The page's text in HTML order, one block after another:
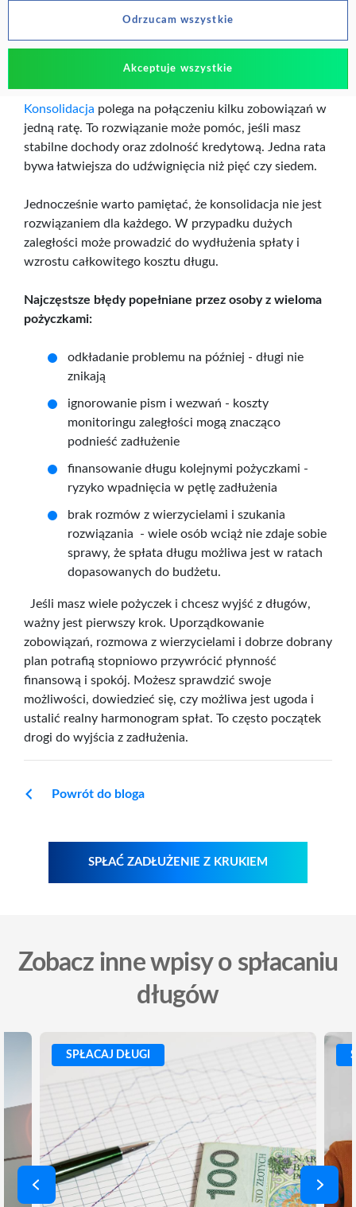
Konsolidacja polega na połączeniu kilku zobowiązań w
jedną ratę. To rozwiązanie może pomóc, jeśli masz
stabilne dochody oraz zdolność kredytową. Jedna rata
bywa łatwiejsza do udźwignięcia niż pięć czy siedem.
Jednocześnie warto pamiętać, że konsolidacja nie jest
rozwiązaniem dla każdego. W przypadku dużych
zaległości może prowadzić do wydłużenia spłaty i
wzrostu całkowitego kosztu długu.
Najczęstsze błędy popełniane przez osoby z wieloma
pożyczkami:
odkładanie problemu na później - długi nie
znikają
ignorowanie pism i wezwań - koszty
monitoringu zaległości mogą znacząco
podnieść zadłużenie
finansowanie długu kolejnymi pożyczkami -
ryzyko wpadnięcia w pętlę zadłużenia
brak rozmów z wierzycielami i szukania
rozwiązania - wiele osób wciąż nie zdaje sobie
sprawy, że spłata długu możliwa jest w ratach
dopasowanych do budżetu.
Jeśli masz wiele pożyczek i chcesz wyjść z długów,
ważny jest pierwszy krok. Uporządkowanie
zobowiązań, rozmowa z wierzycielami i dobrze dobrany
plan potrafią stopniowo przywrócić płynność
finansową i spokój. Możesz sprawdzić swoje
możliwości, dowiedzieć się, czy możliwa jest ugoda i
ustalić realny harmonogram spłat. To często początek
drogi do wyjścia z zadłużenia.
Powrót do bloga
SPŁAĆ ZADŁUŻENIE Z KRUKIEM
Zobacz inne wpisy o spłacaniu
długów
SPŁACAJ DŁUGI
Odrzucam wszystkie
Akceptuje wszystkie